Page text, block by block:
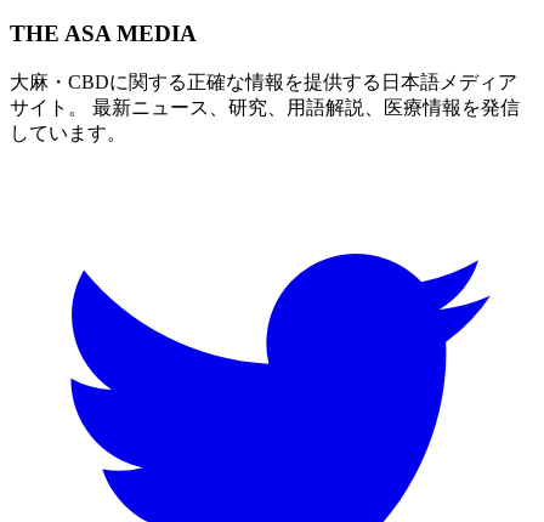
THE ASA MEDIA
大麻・CBDに関する正確な情報を提供する日本語メディア
サイト。 最新ニュース、研究、用語解説、医療情報を発信
しています。